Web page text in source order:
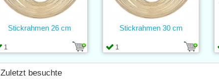
1
Stickrahmen 26 cm
1
Stickrahmen 30 cm
Zuletzt besuchte